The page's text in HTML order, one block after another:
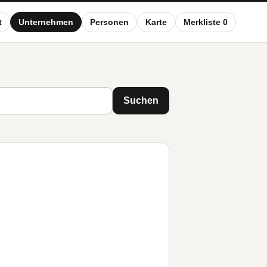
Unternehmen Personen Karte Merkliste 0
Suchen